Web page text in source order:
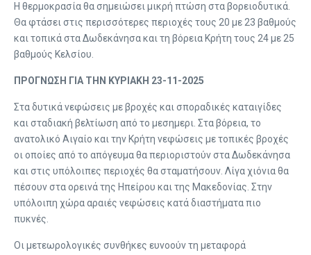
Η θερμοκρασία θα σημειώσει μικρή πτώση στα βορειοδυτικά.
Θα φτάσει στις περισσότερες περιοχές τους 20 με 23 βαθμούς
και τοπικά στα Δωδεκάνησα και τη βόρεια Κρήτη τους 24 με 25
βαθμούς Κελσίου.
ΠΡΟΓΝΩΣΗ ΓΙΑ ΤΗΝ ΚΥΡΙΑΚΗ 23-11-2025
Στα δυτικά νεφώσεις με βροχές και σποραδικές καταιγίδες
και σταδιακή βελτίωση από το μεσημερι. Στα βόρεια, το
ανατολικό Αιγαίο και την Κρήτη νεφώσεις με τοπικές βροχές
οι οποίες από το απόγευμα θα περιοριστούν στα Δωδεκάνησα
και στις υπόλοιπες περιοχές θα σταματήσουν. Λίγα χιόνια θα
πέσουν στα ορεινά της Ηπείρου και της Μακεδονίας. Στην
υπόλοιπη χώρα αραιές νεφώσεις κατά διαστήματα πιο
πυκνές.
Οι μετεωρολογικές συνθήκες ευνοούν τη μεταφορά